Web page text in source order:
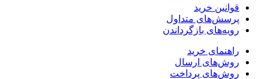
قوانین خرید
پرسش‌های متداول
رویه‌های بازگرداندن
راهنمای خرید
روش‌های ارسال
روش‌های پرداخت